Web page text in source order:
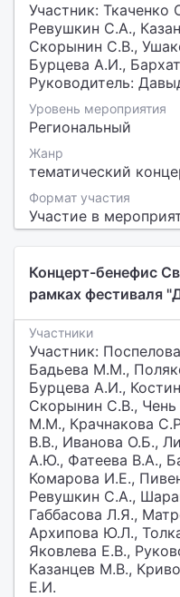
Участник:
Ревушкин С.А.,
Скорынин С.В.,
Бурцева А.И.,
Руководитель:
Уровень мероприятия
Региональный
Жанр
тематический
Формат участия
Участие в
Концерт-бенефис
рамках фестиваля
Участники
Участник:
Бадьева М.М.,
Бурцева А.И.,
Скорынин С.В.,
М.М., Крачнакова
В.В., Иванова О.Б.,
А.Ю., Фатеева В.А.,
Комарова И.Е.,
Ревушкин С.А.,
Габбасова Л.Я.,
Архипова Ю.Л.,
Яковлева Е.В.,
Казанцев М.В.,
Е.И.